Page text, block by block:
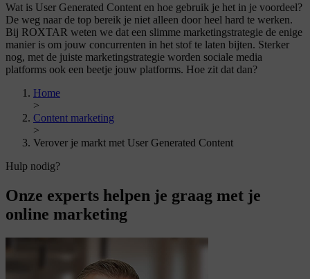
Wat is User Generated Content en hoe gebruik je het in je voordeel?
De weg naar de top bereik je niet alleen door heel hard te werken.
Bij ROXTAR weten we dat een slimme marketingstrategie de enige
manier is om jouw concurrenten in het stof te laten bijten. Sterker
nog, met de juiste marketingstrategie worden sociale media
platforms ook een beetje jouw platforms. Hoe zit dat dan?
Home
>
Content marketing
>
Verover je markt met User Generated Content
Hulp nodig?
Onze experts helpen je graag met je
online marketing